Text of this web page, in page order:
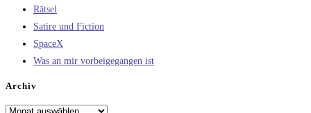
Rätsel
Satire und Fiction
SpaceX
Was an mir vorbeigegangen ist
Archiv
Archiv